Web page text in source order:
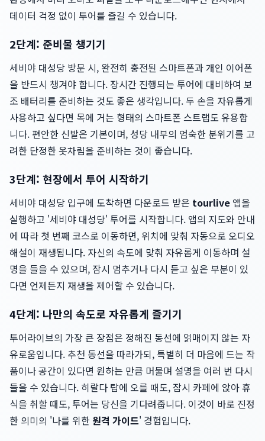
데이터 걱정 없이 투어를 즐길 수 있습니다.
2단계: 준비물 챙기기
세비야 대성당 방문 시, 완전히 충전된 스마트폰과 개인 이어폰
을 반드시 챙겨야 합니다. 장시간 진행되는 투어에 대비하여 보
조 배터리를 준비하는 것도 좋은 생각입니다. 두 손을 자유롭게
사용하고 싶다면 목에 거는 형태의 스마트폰 스트랩도 유용합
니다. 편안한 신발은 기본이며, 성당 내부의 엄숙한 분위기를 고
려한 단정한 옷차림을 준비하는 것이 좋습니다.
3단계: 현장에서 투어 시작하기
세비야 대성당 입구에 도착하면 다운로드 받은 tourlive 앱을
실행하고 '세비야 대성당' 투어를 시작합니다. 앱의 지도와 안내
에 따라 첫 번째 코스로 이동하면, 위치에 맞춰 자동으로 오디오
해설이 재생됩니다. 자신의 속도에 맞춰 자유롭게 이동하며 설
명을 들을 수 있으며, 잠시 멈추거나 다시 듣고 싶은 부분이 있
다면 언제든지 재생을 제어할 수 있습니다.
4단계: 나만의 속도로 자유롭게 즐기기
투어라이브의 가장 큰 장점은 정해진 동선에 얽매이지 않는 자
유로움입니다. 추천 동선을 따라가되, 특별히 더 마음에 드는 작
품이나 공간이 있다면 원하는 만큼 머물며 설명을 여러 번 다시
들을 수 있습니다. 히랄다 탑에 오를 때도, 잠시 카페에 앉아 휴
식을 취할 때도, 투어는 당신을 기다려줍니다. 이것이 바로 진정
한 의미의 '나를 위한 원격 가이드' 경험입니다.